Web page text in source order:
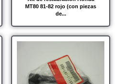
MT80 81-82 rojo (con piezas
de...